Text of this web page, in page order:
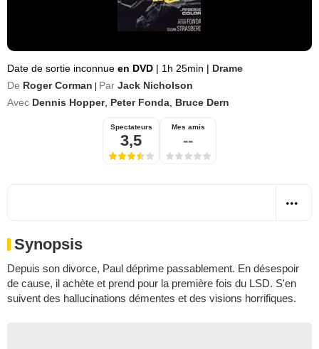
Date de sortie inconnue en DVD | 1h 25min | Drame
De Roger Corman Par Jack Nicholson
Avec Dennis Hopper, Peter Fonda Bruce Dern
Spectateurs
3,5
Mes amis
--
Synopsis
Depuis son divorce, Paul déprime passablement. En désespoir
de cause, il achète et prend pour la première fois du LSD. S'en
suivent des hallucinations démentes et des visions horrifiques.